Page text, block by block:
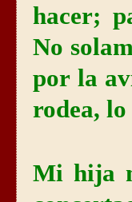
hacer;
No
por la
rodea, lo
Mi hija